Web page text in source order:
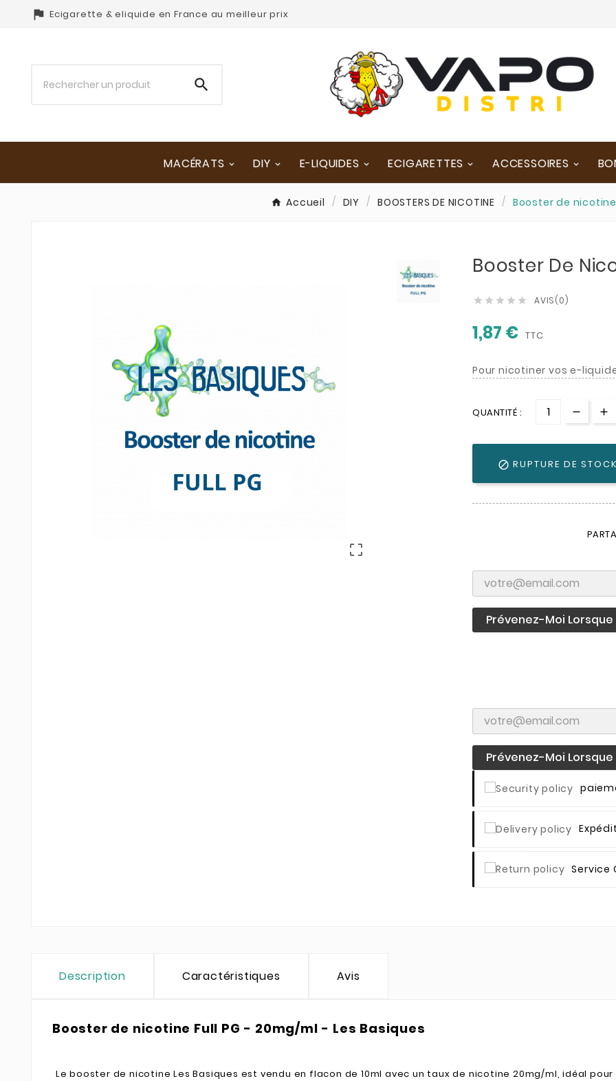
 Ecigarette & eliquide en France au meilleur prix

MACÉRATS DIY E-LIQUIDES ECIGARETTES ACCESSOIRES
Accueil DIY BOOSTERS DE NICOTINE Booster de nicotine

Booster De
     AVIS(0)
1,87 € TTC
Pour nicotiner vos e-
QUANTITÉ :
 RUPTURE DE STOCK
Prévenez-Moi
Prévenez-Moi
Service
Description Caractéristiques Avis
Booster de nicotine Full PG - 20mg/ml - Les Basiques
Le booster de nicotine Les Basiques est vendu en flacon de 10ml avec un taux de nicotine 20mg/ml, idéal